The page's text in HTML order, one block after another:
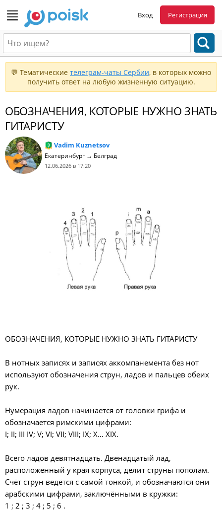
Вход Регистрация
💬 Тематические телеграм-чаты Сербии, в которых можно
получить ответ на любую жизненную ситуацию.
ОБОЗНАЧЕНИЯ, КОТОРЫЕ НУЖНО ЗНАТЬ
ГИТАРИСТУ
Vadim Kuznetsov
Екатеринбург → Белград
12.06.2026 в 17:20
ОБОЗНАЧЕНИЯ, КОТОРЫЕ НУЖНО ЗНАТЬ ГИТАРИСТУ
В нотных записях и записях аккомпанемента без нот
используют обозначения струн, ладов и пальцев обеих
рук.
Нумерация ладов начинается от головки грифа и
обозначается римскими цифрами:
I; II; III IV; V; VI; VII; VIII; IX; X… XIX.
Всего ладов девятнадцать. Двенадцатый лад,
расположенный у края корпуса, делит струны пополам.
Счёт струн ведётся с самой тонкой, и обозначаются они
арабскими цифрами, заключёнными в кружки:
1 ; 2 ; 3 ; 4 ; 5 ; 6 .